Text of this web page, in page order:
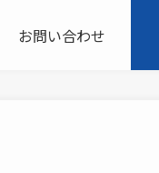
お問い合わせ